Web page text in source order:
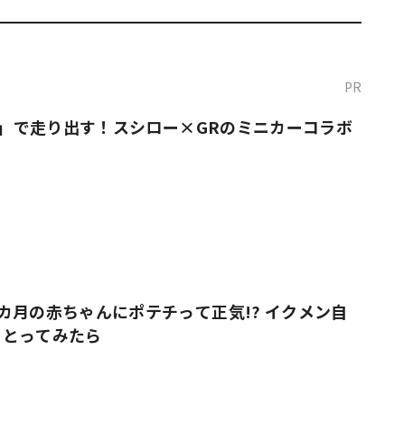
PR
で走り出す！スシロー×GRのミニカーコラボ
月の赤ちゃんにポテチって正気!? イクメン自
ってみたら